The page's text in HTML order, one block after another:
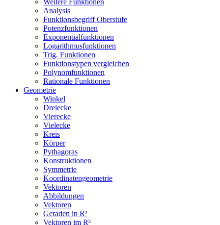
Weitere Funktionen
Analysis
Funktionsbegriff Oberstufe
Potenzfunktionen
Exponentialfunktionen
Logarithmusfunktionen
Trig. Funktionen
Funktionstypen vergleichen
Polynomfunktionen
Rationale Funktionen
Geometrie
Winkel
Dreiecke
Vierecke
Vielecke
Kreis
Körper
Pythagoras
Konstruktionen
Symmetrie
Koordinatengeometrie
Vektoren
Abbildungen
Vektoren
Geraden in R²
Vektoren im R³